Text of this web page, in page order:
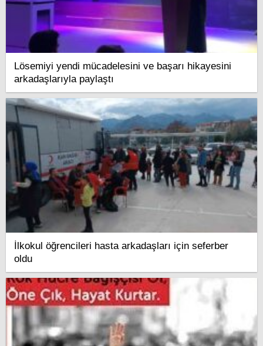
Lösemiyi yendi mücadelesini ve başarı hikayesini
arkadaşlarıyla paylaştı
İlkokul öğrencileri hasta arkadaşları için seferber
oldu